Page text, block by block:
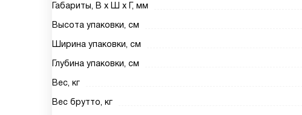
Габариты, В х Ш х Г, мм
Высота упаковки, см
Ширина упаковки, см
Глубина упаковки, см
Вес, кг
Вес брутто, кг